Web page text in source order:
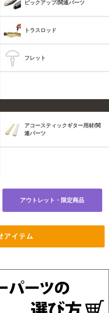
ピックアップ/関連パーツ
トラスロッド
フレット
アコースティックギター用材/関
連パーツ
アウトレット・限定商品